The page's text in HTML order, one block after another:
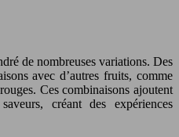
de nombreuses variations. Des
avec d’autres fruits, comme
Ces combinaisons ajoutent
créant des expériences